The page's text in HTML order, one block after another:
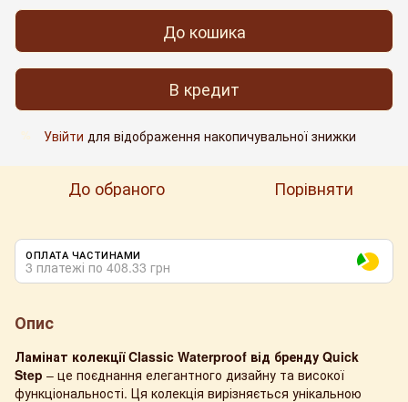
До кошика
В кредит
% Увійти для відображення накопичувальної знижки
До обраного Порівняти
ОПЛАТА ЧАСТИНАМИ
3 платежі по 408.33 грн
Опис
Ламінат колекції Classic Waterproof від бренду Quick
Step – це поєднання елегантного дизайну та високої
функціональності. Ця колекція вирізняється унікальною